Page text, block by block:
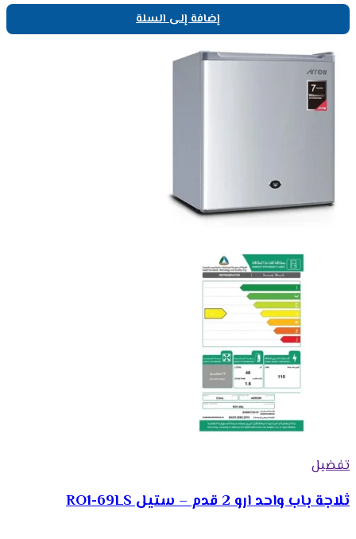
إضافة إلى السلة
تفضيل
ثلاجة باب واحد ارو 2 قدم – ستيل RO1-69LS